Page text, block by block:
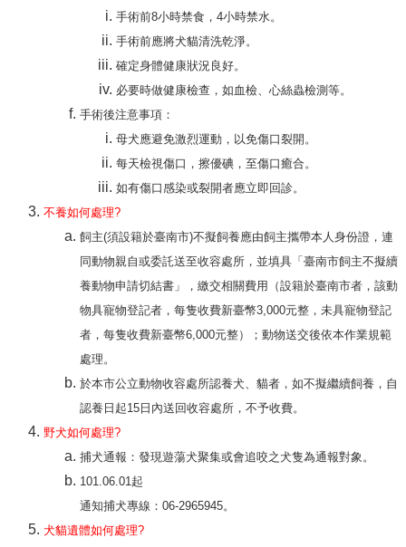
手術前8小時禁食，4小時禁水。
手術前應將犬貓清洗乾淨。
確定身體健康狀況良好。
必要時做健康檢查，如血檢、心絲蟲檢測等。
手術後注意事項：
母犬應避免激烈運動，以免傷口裂開。
每天檢視傷口，擦優碘，至傷口癒合。
如有傷口感染或裂開者應立即回診。
不養如何處理?
飼主(須設籍於臺南市)不擬飼養應由飼主攜帶本人身份證，連
同動物親自或委託送至收容處所，並填具「臺南市飼主不擬續
養動物申請切結書」，繳交相關費用（設籍於臺南市者，該動
物具寵物登記者，每隻收費新臺幣3,000元整，未具寵物登記
者，每隻收費新臺幣6,000元整）；動物送交後依本作業規範
處理。
於本市公立動物收容處所認養犬、貓者，如不擬繼續飼養，自
認養日起15日內送回收容處所，不予收費。
野犬如何處理?
捕犬通報：發現遊蕩犬聚集或會追咬之犬隻為通報對象。
101.06.01起
通知捕犬專線：06-2965945。
犬貓遺體如何處理?